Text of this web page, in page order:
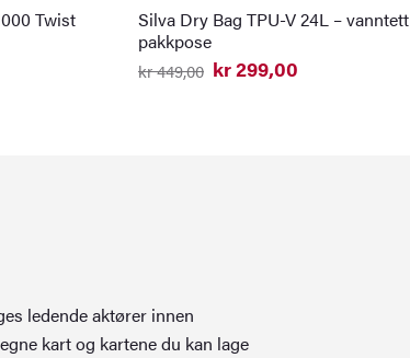
Twist
Silva Dry Bag TPU-V 24L – vanntett
pakkpose
kr449,00
Opprinnelig
kr299,00
Nåværende
ledende aktører innen
kart og kartene du kan lage